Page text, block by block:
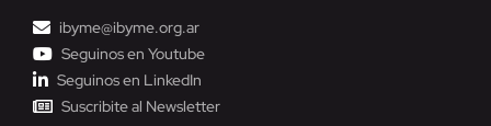
ibyme@ibyme.org.ar
Seguinos en Youtube
Seguinos en LinkedIn
Suscribite al Newsletter